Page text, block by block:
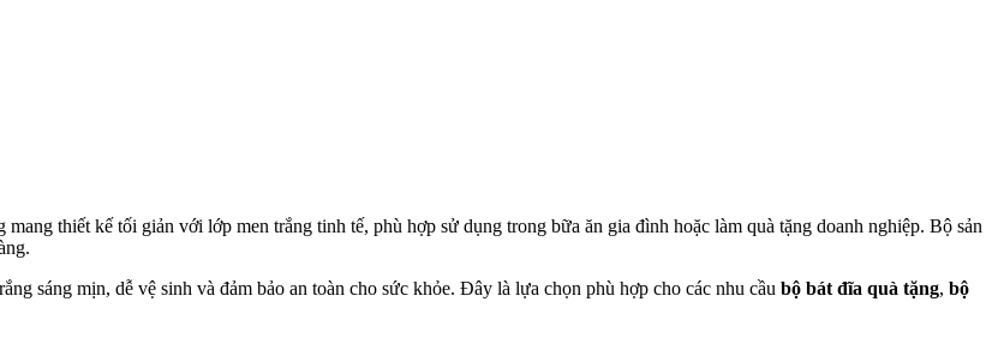
mang thiết kế tối giản với lớp men trắng tinh tế, phù hợp sử dụng trong bữa ăn gia đình hoặc làm quà tặng doanh nghiệp. Bộ sản
sáng mịn, dễ vệ sinh và đảm bảo an toàn cho sức khỏe. Đây là lựa chọn phù hợp cho các nhu cầu bộ bát đĩa quà tặng, bộ